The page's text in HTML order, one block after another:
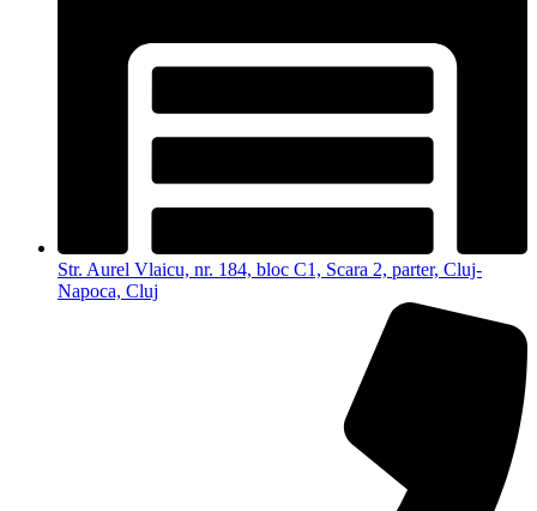
Str. Aurel Vlaicu, nr. 184, bloc C1, Scara 2, parter, Cluj-
Napoca, Cluj